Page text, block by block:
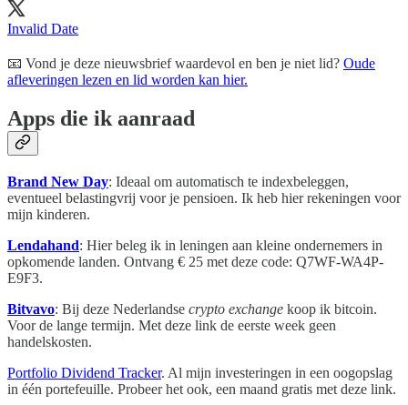
Invalid Date
📧 Vond je deze nieuwsbrief waardevol en ben je niet lid? Oude
afleveringen lezen en lid worden kan hier.
Apps die ik aanraad
Brand New Day: Ideaal om automatisch te indexbeleggen,
eventueel belastingvrij voor je pensioen. Ik heb hier rekeningen voor
mijn kinderen.
Lendahand: Hier beleg ik in leningen aan kleine ondernemers in
opkomende landen. Ontvang € 25 met deze code: Q7WF-WA4P-
E9F3.
Bitvavo: Bij deze Nederlandse crypto exchange koop ik bitcoin.
Voor de lange termijn. Met deze link de eerste week geen
handelskosten.
Portfolio Dividend Tracker. Al mijn investeringen in een oogopslag
in één portefeuille. Probeer het ook, een maand gratis met deze link.